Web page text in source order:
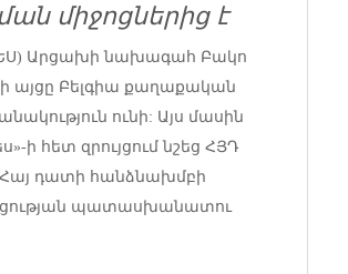
միջոցներից է
Արցախի նախագահ Բակո
այցը Բելգիա քաղաքական
ունի: Այս մասին
ի հետ զրույցում նշեց ՀՅԴ
դատի հանձնախմբի
պատասխանատու